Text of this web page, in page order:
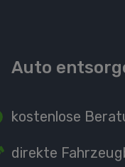
Auto
kostenlose
direkte